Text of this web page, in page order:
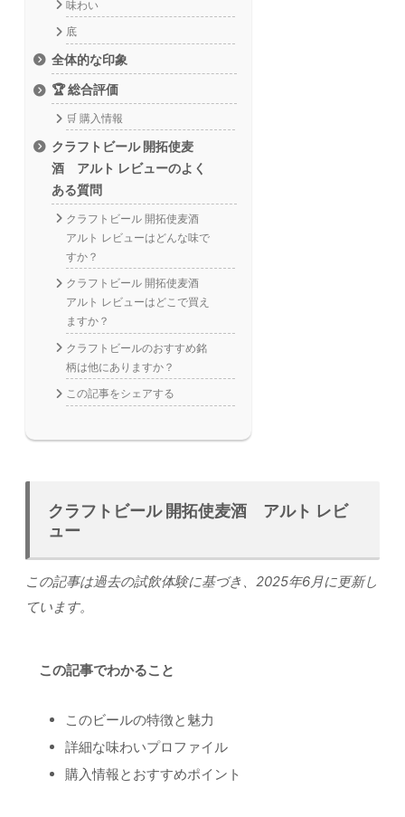
味わい
底
全体的な印象
🏆 総合評価
🛒 購入情報
クラフトビール 開拓使麦
酒 アルト レビューのよく
ある質問
クラフトビール 開拓使麦酒
アルト レビューはどんな味で
すか？
クラフトビール 開拓使麦酒
アルト レビューはどこで買え
ますか？
クラフトビールのおすすめ銘
柄は他にありますか？
この記事をシェアする
クラフトビール 開拓使麦酒 アルト レビ
ュー
この記事は過去の試飲体験に基づき、2025年6月に更新し
ています。
この記事でわかること
このビールの特徴と魅力
詳細な味わいプロファイル
購入情報とおすすめポイント